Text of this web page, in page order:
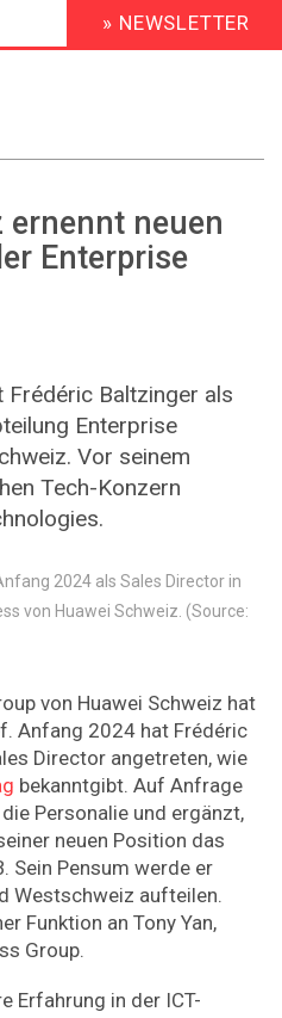
HEADER
MENU
» NEWSLETTER
ernennt neuen
Enterprise
Baltzinger als
Enterprise
Vor seinem
Tech-Konzern
2024 als Sales Director in
von Huawei Schweiz. (Source:
von Huawei Schweiz hat
Anfang 2024 hat Frédéric
Director angetreten, wie
bekanntgibt. Auf Anfrage
Personalie und ergänzt,
neuen Position das
Sein Pensum werde er
Westschweiz aufteilen.
Funktion an Tony Yan,
Group.
Erfahrung in der ICT-